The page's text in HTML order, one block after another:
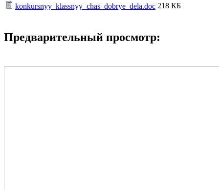
konkursnyy_klassnyy_chas_dobrye_dela.doc 218 КБ
Предварительный просмотр: